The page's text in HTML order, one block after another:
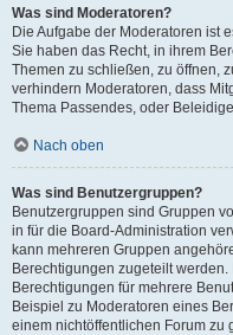
Was sind Moderatoren?
Die Aufgabe der Moderatoren ist
Sie haben das Recht, in ihrem
Themen zu schließen, zu öffnen,
verhindern Moderatoren, dass
Thema Passendes, oder
Nach oben
Was sind Benutzergruppen?
Benutzergruppen sind Gruppen
in für die Board-Administration
kann mehreren Gruppen
Berechtigungen zugeteilt werden.
Berechtigungen für mehrere
Beispiel zu Moderatoren eines
einem nichtöffentlichen Forum zu